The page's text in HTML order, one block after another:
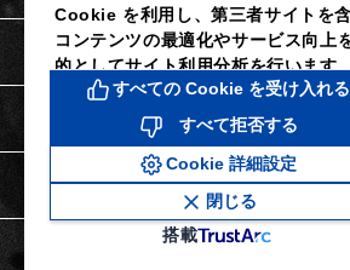
Cookieポリシー
Cookie詳細設定
特定商取引法に関する表示
Copyright © DAIICHI SANKYO HEALTHCARE
Cookie を利用し、第三者サイトを
コンテンツの最適化やサービス向上
的としてサイト利用分析を行います
利用者様は当社のCookie 設定ツール
よりいつでも同意を撤回し、Cookie
定を変更することができます。同意を
否し、パフォーマンス、ターゲティン
グ、機能性およびソーシャルメディア
Cookie なしで続行するには、「す
拒否する」をクリックしてください。
すべての Cookie を受け入れる
すべて拒否する
Cookie 詳細設定
閉じる
搭載